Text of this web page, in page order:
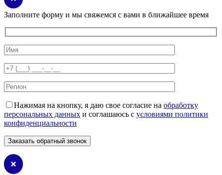
Заполните форму и мы свяжемся с вами в ближайшее время
Нажимая на кнопку, я даю свое согласие на обработку
персональных данных и соглашаюсь с условиями политики
конфиденциальности